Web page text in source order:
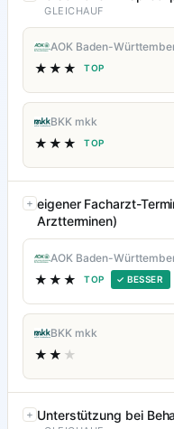
GLEICHAUF
AOK Baden-
★★★ TOP
BKK mkk
★★★ TOP
eigener Facharzt-
Arztterminen)
AOK Baden-
★★★ TOP ✓ BESSER
BKK mkk
★★ ★
Unterstützung bei